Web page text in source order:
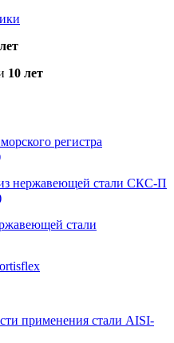
10 лет
регистра
нержавеющей стали СКС-П
стали
применения стали AISI-